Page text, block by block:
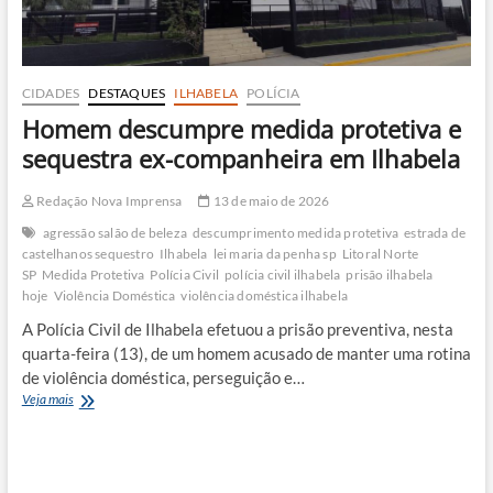
CIDADES DESTAQUES ILHABELA POLÍCIA
Homem descumpre medida protetiva e
sequestra ex-companheira em Ilhabela
Redação Nova Imprensa
13 de maio de 2026
agressão salão de beleza descumprimento medida protetiva estrada de
castelhanos sequestro Ilhabela lei maria da penha sp Litoral Norte
SP Medida Protetiva Polícia Civil polícia civil ilhabela prisão ilhabela
hoje Violência Doméstica violência doméstica ilhabela
A Polícia Civil de Ilhabela efetuou a prisão preventiva, nesta
quarta-feira (13), de um homem acusado de manter uma rotina
de violência doméstica, perseguição e…
Veja maisHomem